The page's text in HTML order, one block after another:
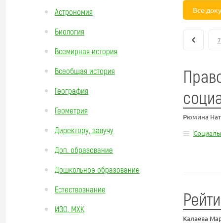
Астрономия
Биология
Всемирная история
Всеобщая история
География
Геометрия
Директору, завучу
Доп. образование
Дошкольное образование
Естествознание
ИЗО, МХК
Все
7
Рюмина
Калаева